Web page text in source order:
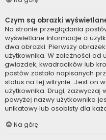
Czym są obrazki
Na stronie przeglądania
wyświetlane informacje o
dwa obrazki. Pierwszy
użytkownika. W zależności od
gwiazdek, kwadracików lub
postów zostało napisanych
status na tej witrynie. Jest on
użytkownika. Drugi, zazwyczaj
powyżej nazwy użytkownika
unikatowy lub osobisty dla
Na górę